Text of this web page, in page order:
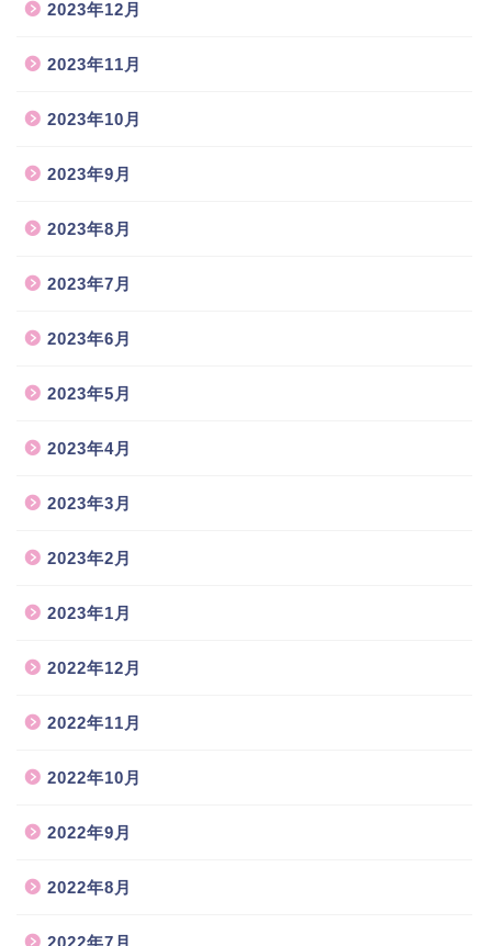
2023年12月
2023年11月
2023年10月
2023年9月
2023年8月
2023年7月
2023年6月
2023年5月
2023年4月
2023年3月
2023年2月
2023年1月
2022年12月
2022年11月
2022年10月
2022年9月
2022年8月